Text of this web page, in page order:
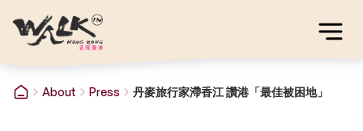
About Press 丹麥旅行家滯香江 讚港「最佳被困地」